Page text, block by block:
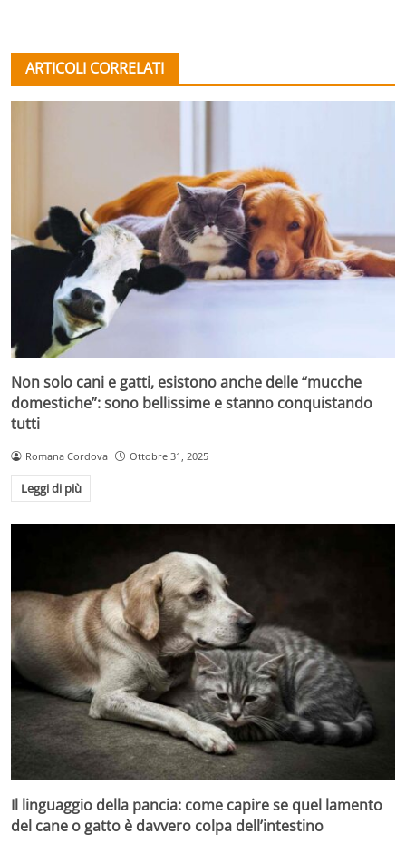
ARTICOLI CORRELATI
Non solo cani e gatti, esistono anche delle “mucche
domestiche”: sono bellissime e stanno conquistando
tutti
Romana Cordova Ottobre 31, 2025
Leggi di più
Il linguaggio della pancia: come capire se quel lamento
del cane o gatto è davvero colpa dell’intestino